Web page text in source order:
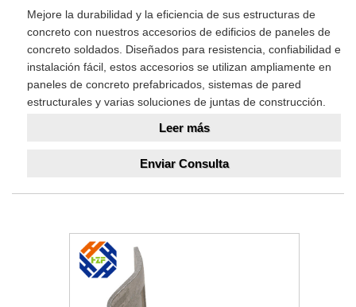
Mejore la durabilidad y la eficiencia de sus estructuras de
concreto con nuestros accesorios de edificios de paneles de
concreto soldados. Diseñados para resistencia, confiabilidad e
instalación fácil, estos accesorios se utilizan ampliamente en
paneles de concreto prefabricados, sistemas de pared
estructurales y varias soluciones de juntas de construcción.
Leer más
Enviar Consulta